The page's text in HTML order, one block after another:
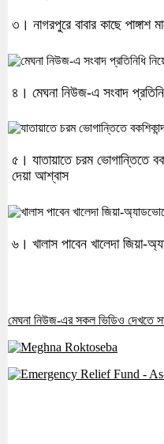
৩। নাগরপুরে বাবার কাছে পাঙ্গাশ
৪। মেঘনা নিউজ-এ সংবাদ
৫। যাতায়াতে চরম ভোগান্তিতে
দেয়া আশ্বাস
৬। খালাস পাবেন খালেদা জিয়া-
মেঘনা নিউজ-এর সকল ভিডিও দেখতে